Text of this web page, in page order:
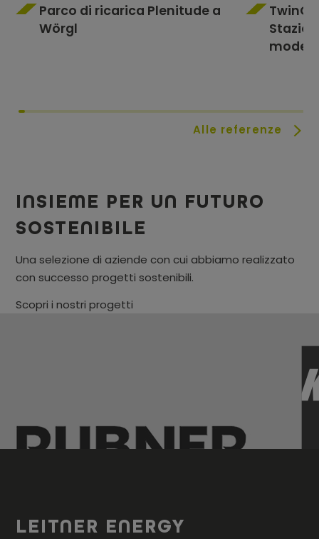
Parco di ricarica Plenitude a
Wörgl
Alle referenze
INSIEME PER UN FUTURO
SOSTENIBILE
Una selezione di aziende con cui abbiamo realizzato
con successo progetti sostenibili.
Scopri i nostri progetti
LEITNER ENERGY